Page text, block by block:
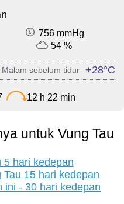
756 mmHg
54 %
Malam sebelum tidur +28°C
12 h 22 min
untuk Vung Tau
5 hari kedepan
15 hari kedepan
ini - 30 hari kedepan